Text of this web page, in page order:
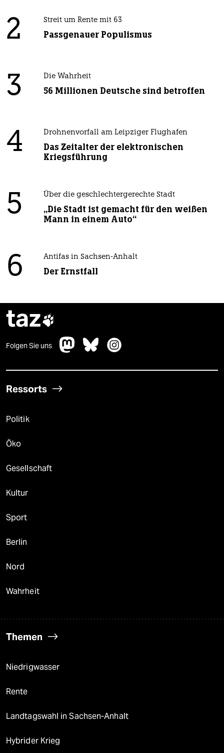
2 Streit um Rente mit 63
Passgenauer Populismus
3 Die Wahrheit
56 Millionen Deutsche sind betroffen
4 Drohnenvorfall am Leipziger Flughafen
Das Zeitalter der elektronischen
Kriegsführung
5 Über die geschlechtergerechte Stadt
„Die Stadt ist gemacht für den weißen
Mann in einem Auto“
6 Antifas in Sachsen-Anhalt
Der Ernstfall
taz
Folgen Sie uns
Ressorts
Politik
Öko
Gesellschaft
Kultur
Sport
Berlin
Nord
Wahrheit
Themen
Niedrigwasser
Rente
Landtagswahl in Sachsen-Anhalt
Hybrider Krieg